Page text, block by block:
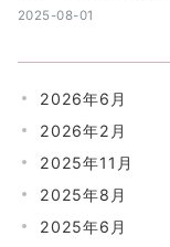
2025-08-01
2026年6月
2026年2月
2025年11月
2025年8月
2025年6月